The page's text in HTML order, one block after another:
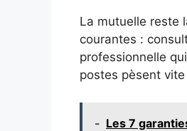
La mutuelle reste
courantes :
professionnelle
postes pèsent
- Les 7